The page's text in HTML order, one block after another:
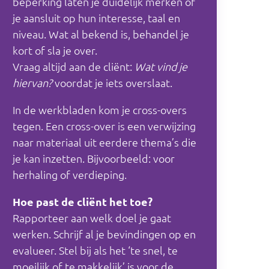
je aansluit op hun interesse, taal en
niveau. Wat al bekend is, behandel je
kort of sla je over.
Vraag altijd aan de cliënt: Wat vind je
hiervan?voordat je iets overslaat.
In de werkbladen kom je cross-overs
tegen. Een cross-over is een verwijzing
naar materiaal uit eerdere thema’s die
je kan inzetten. Bijvoorbeeld: voor
herhaling of verdieping.
Hoe past de cliënt het toe?
Rapporteer aan welk doel je gaat
werken. Schrijf al je bevindingen op en
evalueer. Stel bij als het ‘te snel, te